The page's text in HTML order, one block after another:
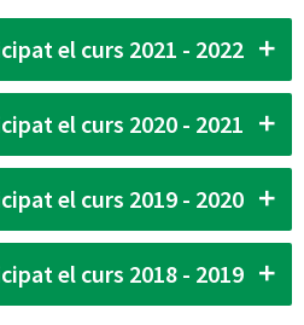
el curs 2021 - 2022
el curs 2020 - 2021
el curs 2019 - 2020
el curs 2018 - 2019